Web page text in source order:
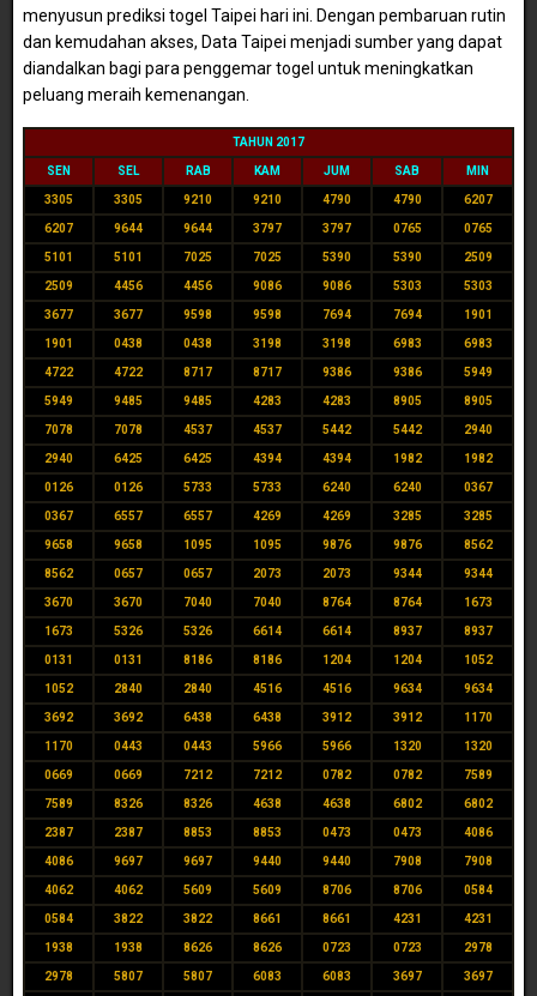
menyusun prediksi togel Taipei hari ini. Dengan pembaruan rutin
dan kemudahan akses, Data Taipei menjadi sumber yang dapat
diandalkan bagi para penggemar togel untuk meningkatkan
peluang meraih kemenangan.
TAHUN 2017
SEN SEL RAB KAM JUM SAB MIN
3305 3305 9210 9210 4790 4790 6207
6207 9644 9644 3797 3797 0765 0765
5101 5101 7025 7025 5390 5390 2509
2509 4456 4456 9086 9086 5303 5303
3677 3677 9598 9598 7694 7694 1901
1901 0438 0438 3198 3198 6983 6983
4722 4722 8717 8717 9386 9386 5949
5949 9485 9485 4283 4283 8905 8905
7078 7078 4537 4537 5442 5442 2940
2940 6425 6425 4394 4394 1982 1982
0126 0126 5733 5733 6240 6240 0367
0367 6557 6557 4269 4269 3285 3285
9658 9658 1095 1095 9876 9876 8562
8562 0657 0657 2073 2073 9344 9344
3670 3670 7040 7040 8764 8764 1673
1673 5326 5326 6614 6614 8937 8937
0131 0131 8186 8186 1204 1204 1052
1052 2840 2840 4516 4516 9634 9634
3692 3692 6438 6438 3912 3912 1170
1170 0443 0443 5966 5966 1320 1320
0669 0669 7212 7212 0782 0782 7589
7589 8326 8326 4638 4638 6802 6802
2387 2387 8853 8853 0473 0473 4086
4086 9697 9697 9440 9440 7908 7908
4062 4062 5609 5609 8706 8706 0584
0584 3822 3822 8661 8661 4231 4231
1938 1938 8626 8626 0723 0723 2978
2978 5807 5807 6083 6083 3697 3697